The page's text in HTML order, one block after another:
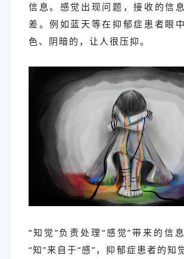
信息。感觉出现问题，接收的信
差。例如蓝天等在抑郁症患者眼
色、阴暗的，让人很压抑。
“知觉”负责处理“感觉”带来的信
“知”来自于“感”，抑郁症患者的知